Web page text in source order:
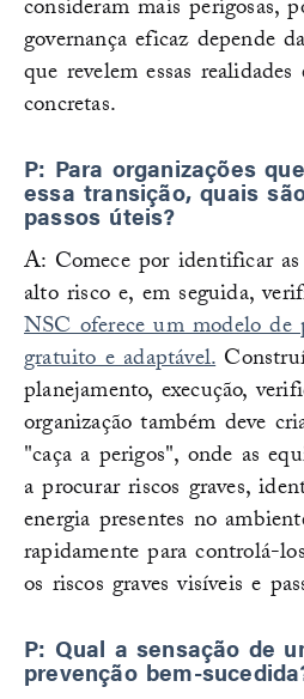
consideram mais perigosas,
governança eficaz depende
que revelem essas
concretas.
P: Para organizações
essa transição, quais
passos úteis?
A: Comece por identificar as
alto risco e, em seguida,
NSC oferece um modelo de
gratuito e adaptável.
planejamento, execução,
organização também deve
"caça a perigos", onde as
a procurar riscos graves,
energia presentes no
rapidamente para controlá-
os riscos graves visíveis e
P: Qual a sensação de
prevenção bem-